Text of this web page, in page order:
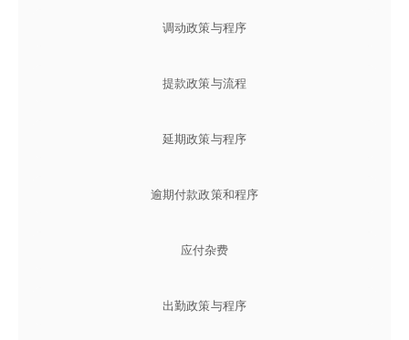
调动政策与程序
提款政策与流程
延期政策与程序
逾期付款政策和程序
应付杂费
出勤政策与程序